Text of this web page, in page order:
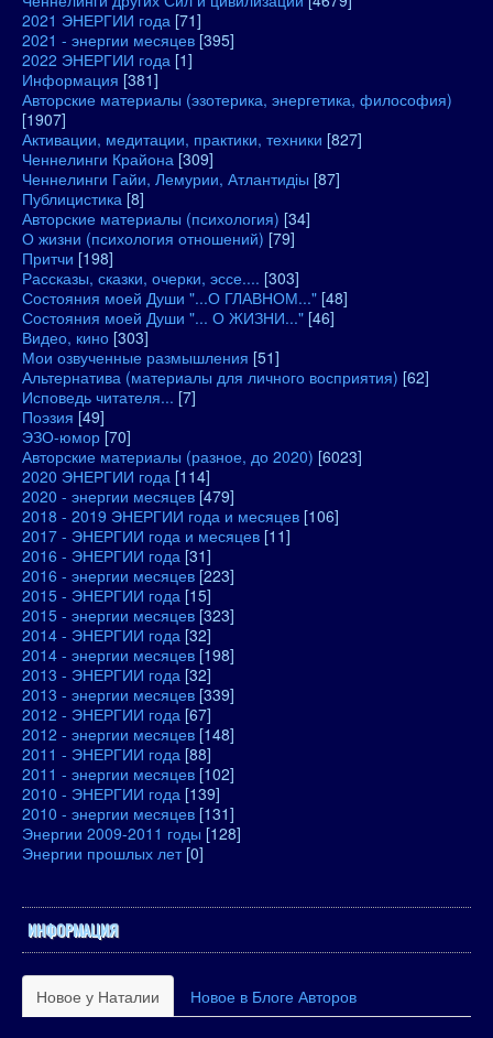
2021 ЭНЕРГИИ года [71]
2021 - энергии месяцев [395]
2022 ЭНЕРГИИ года [1]
Информация [381]
Авторские материалы (эзотерика, энергетика, философия)
[1907]
Активации, медитации, практики, техники [827]
Ченнелинги Крайона [309]
Ченнелинги Гайи, Лемурии, Атлантидіы [87]
Публицистика [8]
Авторские материалы (психология) [34]
О жизни (психология отношений) [79]
Притчи [198]
Рассказы, сказки, очерки, эссе.... [303]
Состояния моей Души "...О ГЛАВНОМ..." [48]
Состояния моей Души "... О ЖИЗНИ..." [46]
Видео, кино [303]
Мои озвученные размышления [51]
Альтернатива (материалы для личного восприятия) [62]
Исповедь читателя... [7]
Поэзия [49]
ЭЗО-юмор [70]
Авторские материалы (разное, до 2020) [6023]
2020 ЭНЕРГИИ года [114]
2020 - энергии месяцев [479]
2018 - 2019 ЭНЕРГИИ года и месяцев [106]
2017 - ЭНЕРГИИ года и месяцев [11]
2016 - ЭНЕРГИИ года [31]
2016 - энергии месяцев [223]
2015 - ЭНЕРГИИ года [15]
2015 - энергии месяцев [323]
2014 - ЭНЕРГИИ года [32]
2014 - энергии месяцев [198]
2013 - ЭНЕРГИИ года [32]
2013 - энергии месяцев [339]
2012 - ЭНЕРГИИ года [67]
2012 - энергии месяцев [148]
2011 - ЭНЕРГИИ года [88]
2011 - энергии месяцев [102]
2010 - ЭНЕРГИИ года [139]
2010 - энергии месяцев [131]
Энергии 2009-2011 годы [128]
Энергии прошлых лет [0]
ИНФОРМАЦИЯ
Новое у Наталии Новое в Блоге Авторов